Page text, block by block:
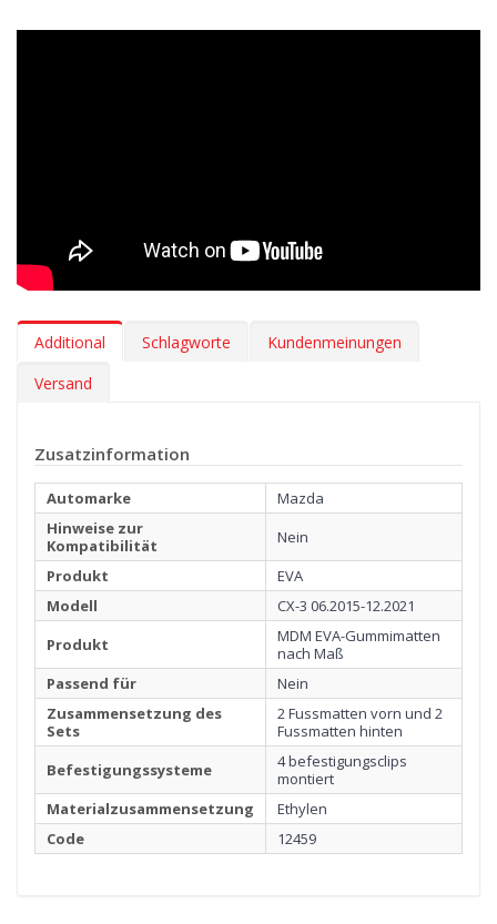
1 MATERIAL
Klicken Sie hier, um zu starten
Additional Schlagworte
Kundenmeinungen
Versand
Zusatzinformation
Automarke
Mazda
Hinweise zur
Kompatibilität
Nein
Produkt
EVA
Modell
CX-3 06.2015-12.2021
Produkt
MDM EVA-Gummimatten
nach Maß
Passend für
Nein
Zusammensetzung des
Sets
2 Fussmatten vorn und 2
Fussmatten hinten
Befestigungssysteme
4 befestigungsclips
montiert
Materialzusammensetzung
Ethylen
Code
12459